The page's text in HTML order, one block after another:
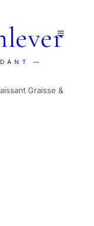
—
Graisse &